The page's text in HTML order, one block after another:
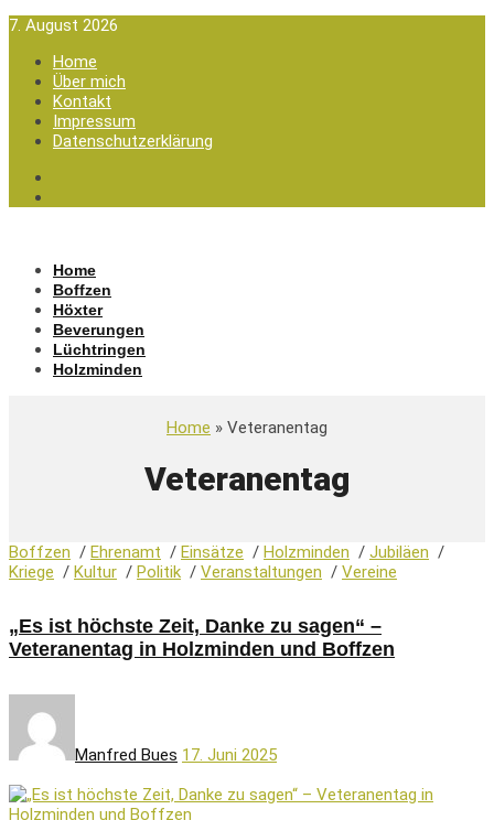
7. August 2026
Home
Über mich
Kontakt
Impressum
Datenschutzerklärung
Home
Boffzen
Höxter
Beverungen
Lüchtringen
Holzminden
Home » Veteranentag
Veteranentag
Boffzen / Ehrenamt / Einsätze / Holzminden / Jubiläen /
Kriege / Kultur / Politik / Veranstaltungen / Vereine
„Es ist höchste Zeit, Danke zu sagen“ –
Veteranentag in Holzminden und Boffzen
Manfred Bues 17. Juni 2025